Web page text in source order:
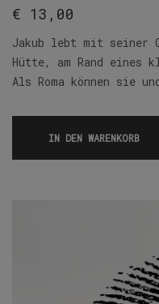
€ 13,00
Jakub lebt mit seiner
Hütte, am Rand eines
Als Roma können sie
IN DEN WARENKORB